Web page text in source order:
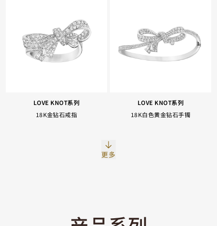
LOVE KNOT系列
18K金钻石戒指
LOVE KNOT系列
18K白色黄金钻石手镯
更多